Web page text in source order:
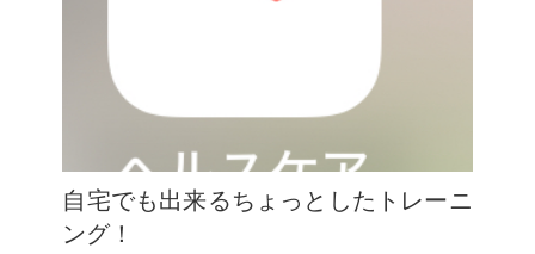
自宅でも出来るちょっとしたトレーニ
ング！